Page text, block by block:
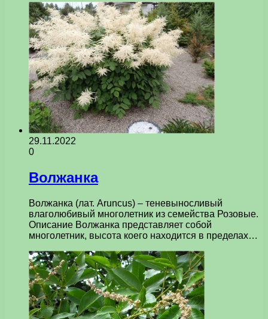
29.11.2022
0
Волжанка
Волжанка (лат. Aruncus) – теневыносливый
влаголюбивый многолетник из семейства Розовые.
Описание Волжанка представляет собой
многолетник, высота коего находится в пределах…